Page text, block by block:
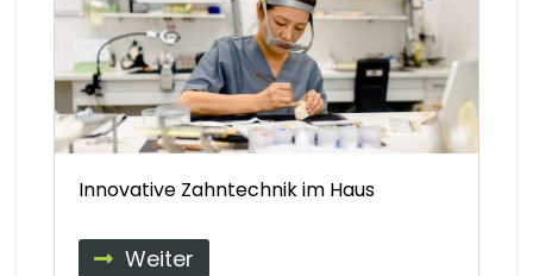
Innovative Zahntechnik im Haus
Weiter